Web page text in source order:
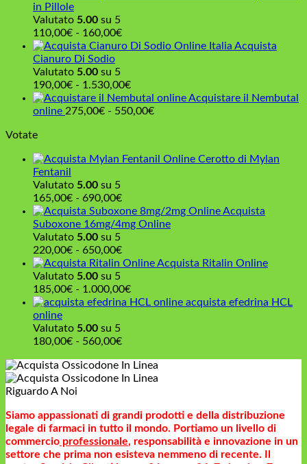
190,00€
a
in Pillole
Valutato 5.00 su 5
110,00€ - 160,00€Fascia
di
110,00€
a
160,00€
Acquista
Cianuro Di Sodio
Valutato 5.00 su 5
190,00€ - 1.530,00€Fascia
di
prezzo:
1.530,00€
Acquistare il Nembutal
online 275,00€ - 550,00€Fascia
275,00€
Votate
Cerotto di Mylan
Fentanil
Valutato 5.00 su 5
165,00€ - 690,00€Fascia
di
prezzo:
165,00€
a
Acquista
Suboxone 16mg/4mg Online
Valutato 5.00 su 5
220,00€ - 650,00€Fascia
di
da
220,00€
Acquista Ritalin Online
Valutato 5.00 su 5
185,00€ - 1.000,00€Fascia
di
1.000,00€
acquista efedrina HCL
online
Valutato 5.00 su 5
180,00€ - 560,00€Fascia
prezzo:
da
560,00€
Riguardo A Noi
Siamo appassionati di grandi prodotti e della distribuzione
legale di farmaci in tutto il mondo. Portiamo un livello di
commercio professionale, responsabilità e innovazione in un
settore che prima non esisteva nemmeno di recente. Il